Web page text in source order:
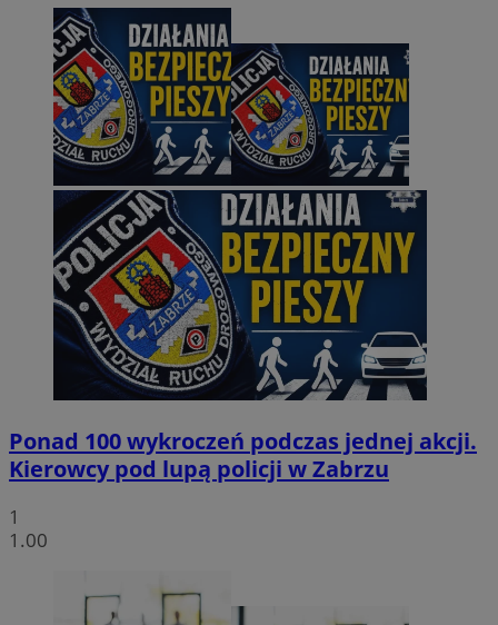
Ponad 100 wykroczeń podczas jednej akcji.
Kierowcy pod lupą policji w Zabrzu
1
1.00